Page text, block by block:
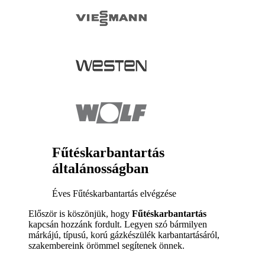
Fűtéskarbantartás
általánosságban
Éves Fűtéskarbantartás elvégzése
Először is köszönjük, hogy Fűtéskarbantartás
kapcsán hozzánk fordult. Legyen szó bármilyen
márkájú, típusú, korú gázkészülék karbantartásáról,
szakembereink örömmel segítenek önnek.